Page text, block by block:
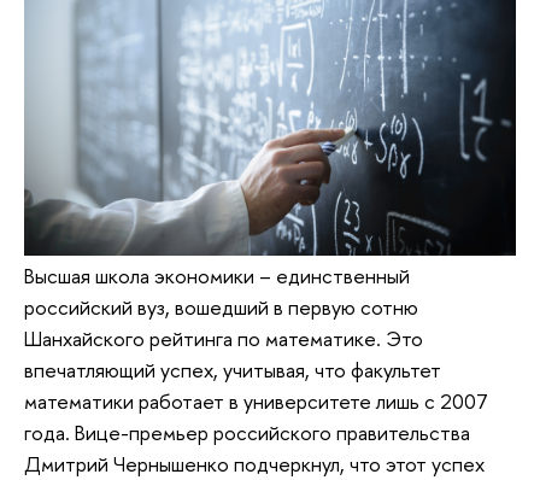
Высшая школа экономики – единственный
российский вуз, вошедший в первую сотню
Шанхайского рейтинга по математике. Это
впечатляющий успех, учитывая, что факультет
математики работает в университете лишь с 2007
года. Вице-премьер российского правительства
Дмитрий Чернышенко подчеркнул, что этот успех